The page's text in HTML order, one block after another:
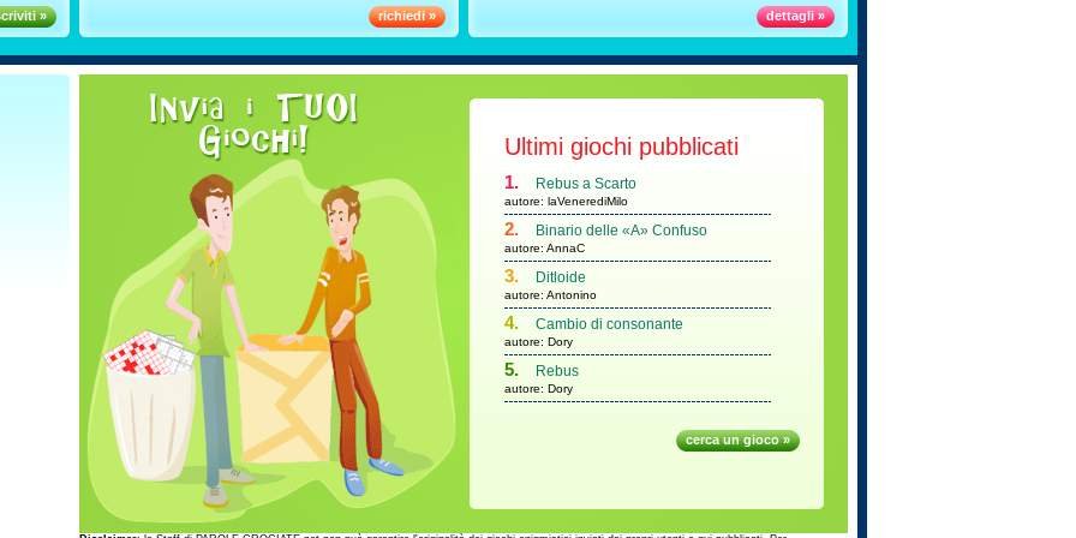
» richiedi » dettagli »
Ultimi giochi pubblicati
1. Rebus a Scarto
autore: laVenerediMilo
2. Binario delle «A» Confuso
autore: AnnaC
3. Ditloide
autore: Antonino
4. Cambio di consonante
autore: Dory
5. Rebus
autore: Dory
cerca un gioco »